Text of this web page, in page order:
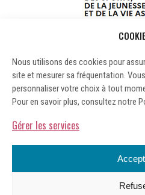
Nous utilisons des cookies pour
site et mesurer sa fréquentation.
personnaliser votre choix à tout
Pour en savoir plus, consultez notre
Gérer les services